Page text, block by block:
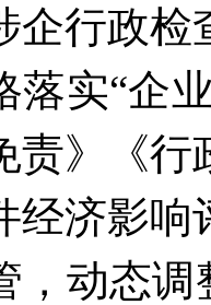
企行政
落实“企
责》《行
经济影
，动态调